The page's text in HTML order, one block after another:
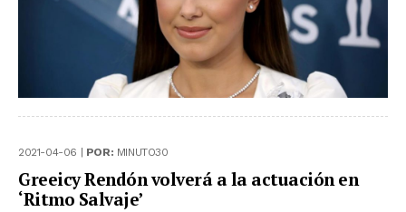
2021-04-06 | POR: MINUTO30
Greeicy Rendón volverá a la actuación en
‘Ritmo Salvaje’